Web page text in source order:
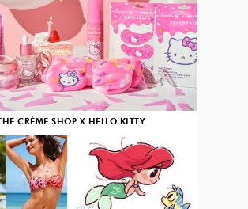
THE CRÈME SHOP X HELLO KITTY
3